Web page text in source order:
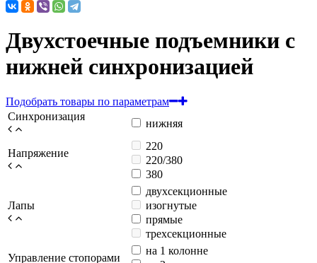
Двухстоечные подъемники с
нижней синхронизацией
Подобрать товары по параметрам
Синхронизация
нижняя
Напряжение
220
220/380
380
Лапы
двухсекционные
изогнутые
прямые
трехсекционные
Управление стопорами
на 1 колонне